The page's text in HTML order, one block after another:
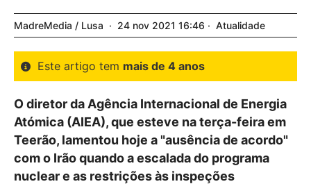
MadreMedia / Lusa 24 nov 2021 16:46 Atualidade
Este artigo tem mais de 4 anos
O diretor da Agência Internacional de Energia
Atómica (AIEA), que esteve na terça-feira em
Teerão, lamentou hoje a "ausência de acordo"
com o Irão quando a escalada do programa
nuclear e as restrições às inspeções